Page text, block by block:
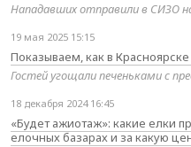
Нападавших отправили в СИЗО
19 мая 2025 15:15
Показываем, как в
Гостей угощали печеньками с
18 декабря 2024 16:45
«Будет ажиотаж»: какие елки
елочных базарах и за какую